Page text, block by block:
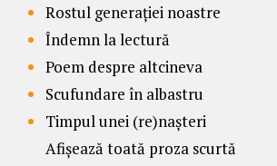
Rostul generației noastre
Îndemn la lectură
Poem despre altcineva
Scufundare în albastru
Timpul unei (re)nașteri
Afișează toată proza scurtă